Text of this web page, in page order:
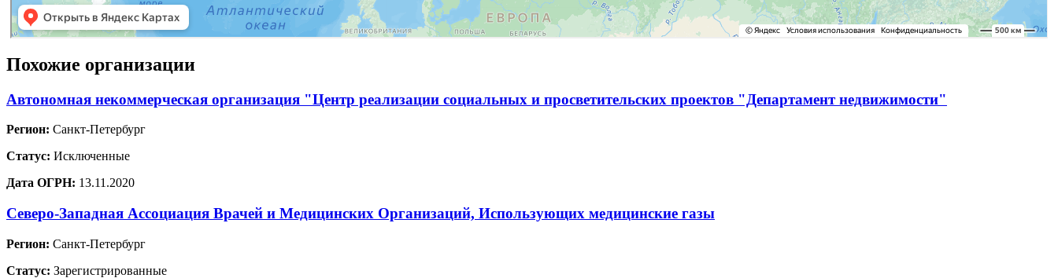
Похожие организации
Автономная некоммерческая организация "Центр реализации социальных и просветительских проектов "Департамент недвижимости"
Регион: Санкт-Петербург
Статус: Исключенные
Дата ОГРН: 13.11.2020
Северо-Западная Ассоциация Врачей и Медицинских Организаций, Использующих медицинские газы
Регион: Санкт-Петербург
Статус: Зарегистрированные